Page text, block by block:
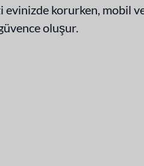
korurken, mobil
oluşur.